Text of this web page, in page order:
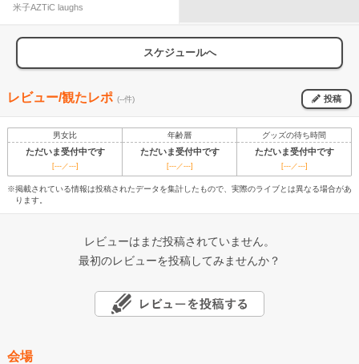
米子AZTiC laughs
スケジュールへ
レビュー/観たレポ (--件) 投稿
男女比 年齢層 グッズの待ち時間
ただいま受付中です ただいま受付中です ただいま受付中です
[---／---] [---／---] [---／---]
※掲載されている情報は投稿されたデータを集計したもので、実際のライブとは異なる場合があ
ります。
レビューはまだ投稿されていません。
最初のレビューを投稿してみませんか？
会場